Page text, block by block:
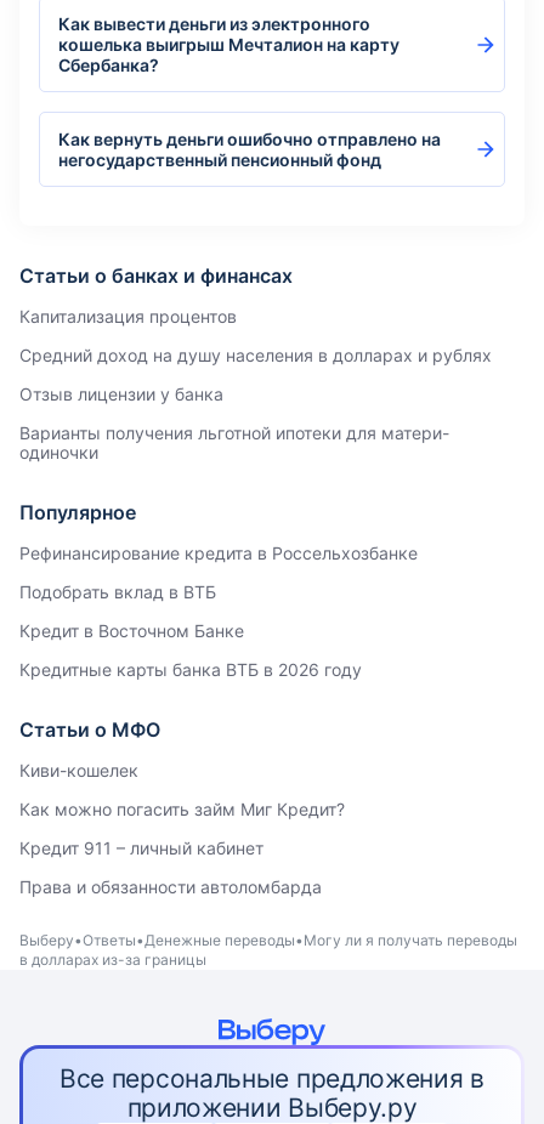
Как вывести деньги из электронного
кошелька выигрыш Мечталион на карту
Сбербанка?
Как вернуть деньги ошибочно отправлено на
негосударственный пенсионный фонд
Статьи о банках и финансах
Капитализация процентов
Средний доход на душу населения в долларах и рублях
Отзыв лицензии у банка
Варианты получения льготной ипотеки для матери-
одиночки
Популярное
Рефинансирование кредита в Россельхозбанке
Подобрать вклад в ВТБ
Кредит в Восточном Банке
Кредитные карты банка ВТБ в 2026 году
Статьи о МФО
Киви-кошелек
Как можно погасить займ Миг Кредит?
Кредит 911 – личный кабинет
Права и обязанности автоломбарда
Выберу Ответы Денежные переводы Могу ли я получать переводы
в долларах из-за границы
Все персональные предложения в
приложении Выберу.ру